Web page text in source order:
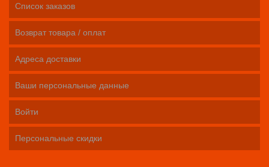
Список заказов
Возврат товара / оплат
Адреса доставки
Ваши персональные данные
Войти
Персональные скидки